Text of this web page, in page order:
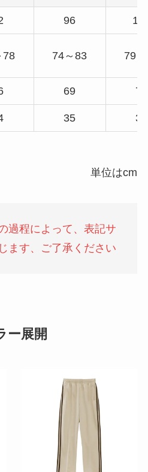
96
78 74～83 79
69 72
35 36
単位はcm
過程によって、表記サ
ます、ご了承ください
ー展開